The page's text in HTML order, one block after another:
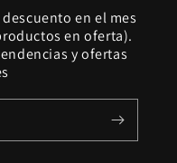
en el mes
en oferta).
y ofertas